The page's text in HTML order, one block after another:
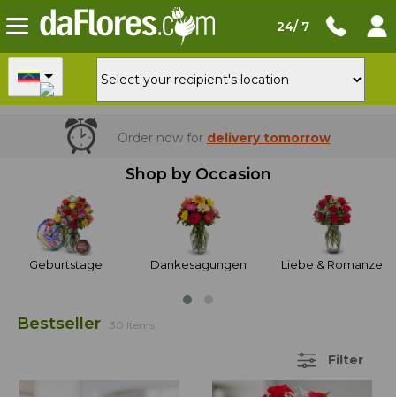
24/ 7
Order now for delivery tomorrow
Shop by Occasion
Geburtstage Dankesagungen Liebe & Romanze
Bestseller 30 Items
Filter